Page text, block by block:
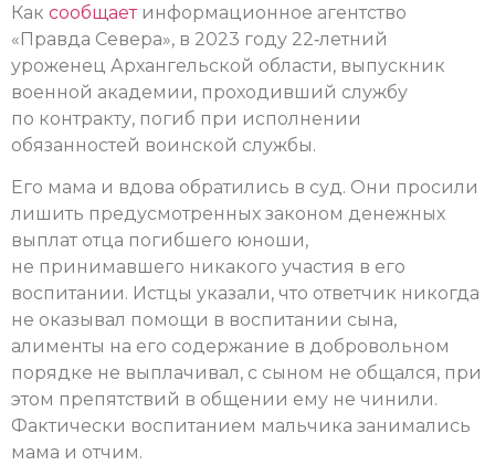
Как сообщаетинформационное агентство
«Правда Севера», в 2023 году 22‑летний
уроженец Архангельской области, выпускник
военной академии, проходивший службу
по контракту, погиб при исполнении
обязанностей воинской службы.
Его мама и вдова обратились в суд. Они просили
лишить предусмотренных законом денежных
выплат отца погибшего юноши,
не принимавшего никакого участия в его
воспитании. Истцы указали, что ответчик никогда
не оказывал помощи в воспитании сына,
алименты на его содержание в добровольном
порядке не выплачивал, с сыном не общался, при
этом препятствий в общении ему не чинили.
Фактически воспитанием мальчика занимались
мама и отчим.